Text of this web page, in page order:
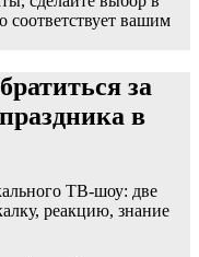
соответствует вашим
за
в
ТВ-шоу: две
реакцию, знание